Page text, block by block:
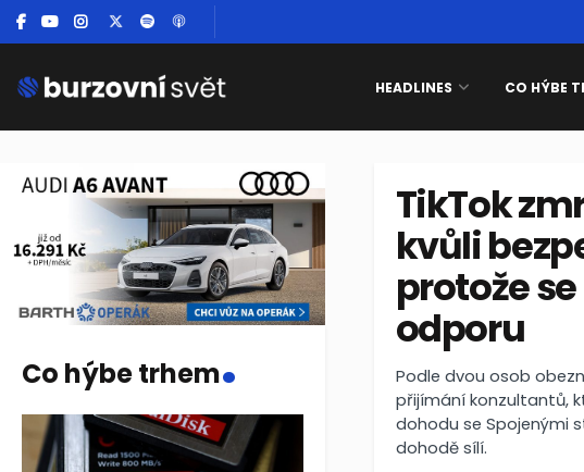
HEADLINES CO HÝBE
TikTok
kvůli
protože
odporu
Podle dvou osob
přijímání konzultantů,
dohodu se Spojenými
dohodě sílí.
Co hýbe trhem.